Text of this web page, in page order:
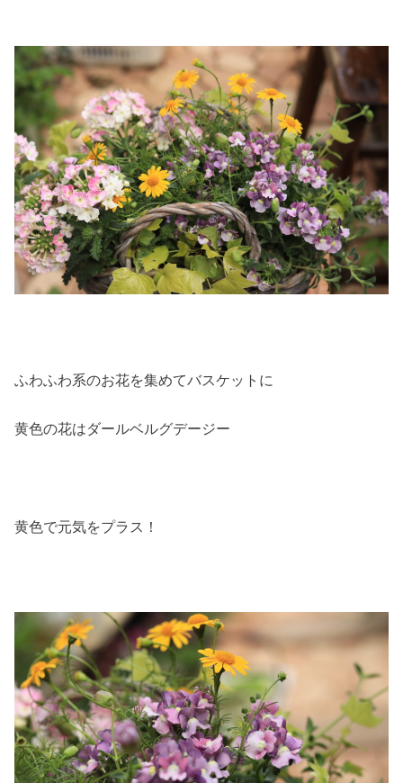
ふわふわ系のお花を集めてバスケットに
黄色の花はダールベルグデージー
黄色で元気をプラス！